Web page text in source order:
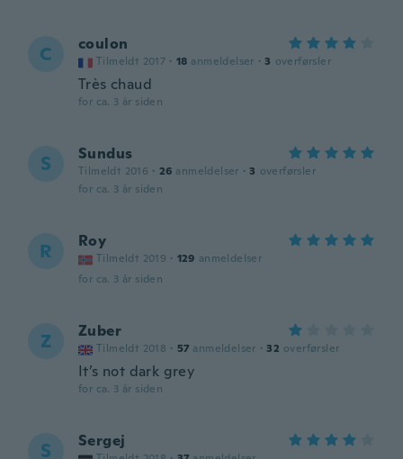
C coulon
Tilmeldt 2017 · 18 anmeldelser · 3 overførsler
Très chaud
for ca. 3 år siden
S Sundus
Tilmeldt 2016 · 26 anmeldelser · 3 overførsler
for ca. 3 år siden
R Roy
Tilmeldt 2019 · 129 anmeldelser
for ca. 3 år siden
Z Zuber
Tilmeldt 2018 · 57 anmeldelser · 32 overførsler
It’s not dark grey
for ca. 3 år siden
S Sergej